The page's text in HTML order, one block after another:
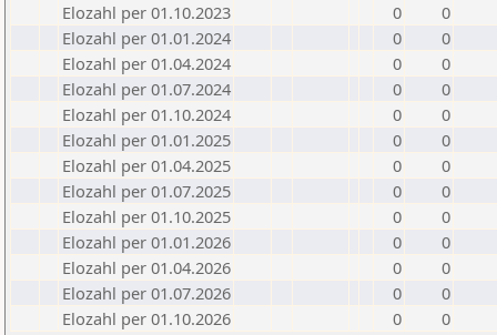
Elozahl per 01.10.2023
0
0
Elozahl per 01.01.2024
0
0
Elozahl per 01.04.2024
0
0
Elozahl per 01.07.2024
0
0
Elozahl per 01.10.2024
0
0
Elozahl per 01.01.2025
0
0
Elozahl per 01.04.2025
0
0
Elozahl per 01.07.2025
0
0
Elozahl per 01.10.2025
0
0
Elozahl per 01.01.2026
0
0
Elozahl per 01.04.2026
0
0
Elozahl per 01.07.2026
0
0
Elozahl per 01.10.2026
0 0